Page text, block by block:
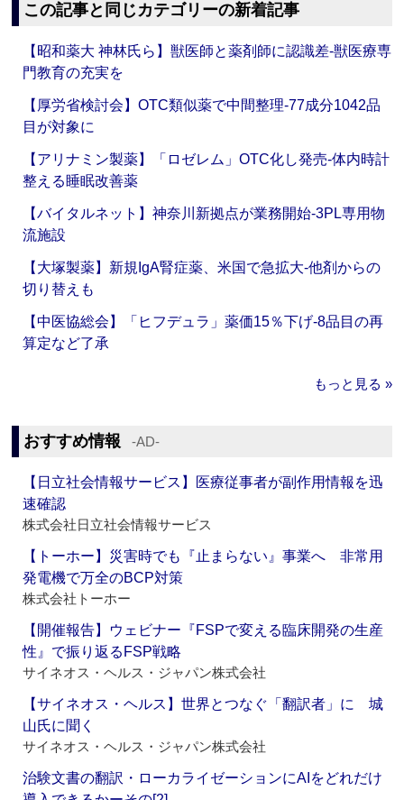
この記事と同じカテゴリーの新着記事
【昭和薬大 神林氏ら】獣医師と薬剤師に認識差‐獣医療専
門教育の充実を
【厚労省検討会】OTC類似薬で中間整理‐77成分1042品
目が対象に
【アリナミン製薬】「ロゼレム」OTC化し発売‐体内時計
整える睡眠改善薬
【バイタルネット】神奈川新拠点が業務開始‐3PL専用物
流施設
【大塚製薬】新規IgA腎症薬、米国で急拡大‐他剤からの
切り替えも
【中医協総会】「ヒフデュラ」薬価15％下げ‐8品目の再
算定など了承
もっと見る »
おすすめ情報 ‐AD‐
【日立社会情報サービス】医療従事者が副作用情報を迅
速確認
株式会社日立社会情報サービス
【トーホー】災害時でも『止まらない』事業へ 非常用
発電機で万全のBCP対策
株式会社トーホー
【開催報告】ウェビナー『FSPで変える臨床開発の生産
性』で振り返るFSP戦略
サイネオス・ヘルス・ジャパン株式会社
【サイネオス・ヘルス】世界とつなぐ「翻訳者」に 城
山氏に聞く
サイネオス・ヘルス・ジャパン株式会社
治験文書の翻訳・ローカライゼーションにAIをどれだけ